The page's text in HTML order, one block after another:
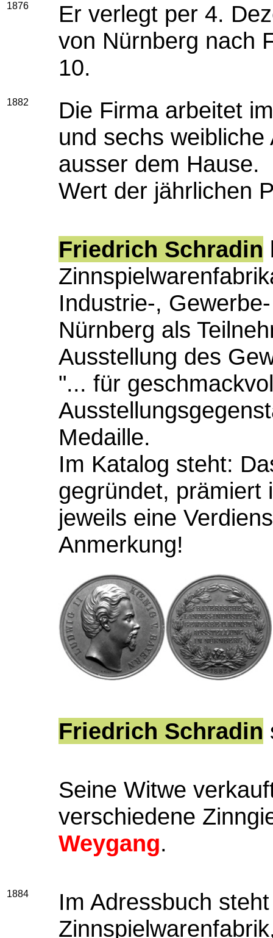
1876
Er verlegt per 4.
von Nürnberg nach
10.
1882
Die Firma arbeitet
und sechs
ausser dem Hause.
Wert der jährlichen
Friedrich Schradin
Industrie-,
Nürnberg als
Ausstellung des
"... für
Medaille.
Im Katalog steht:
gegründet, prämiert
jeweils eine
Anmerkung!
Friedrich Schradin
Seine Witwe
verschiedene
Weygang.
1884
Im Adressbuch